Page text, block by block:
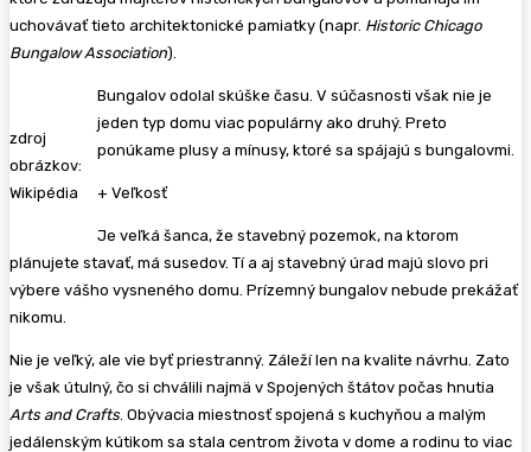
uchovávať tieto architektonické pamiatky (napr. Historic Chicago
Bungalow Association).
zdroj
obrázkov:
Wikipédia
Bungalov odolal skúške času. V súčasnosti však nie je
jeden typ domu viac populárny ako druhý. Preto
ponúkame plusy a mínusy, ktoré sa spájajú s bungalovmi.
+ Veľkosť
Je veľká šanca, že stavebný pozemok, na ktorom
plánujete stavať, má susedov. Tí a aj stavebný úrad majú slovo pri
výbere vášho vysneného domu. Prízemný bungalov nebude prekážať
nikomu.
Nie je veľký, ale vie byť priestranný. Záleží len na kvalite návrhu. Zato
je však útulný, čo si chválili najmä v Spojených štátov počas hnutia
Arts and Crafts . Obývacia miestnosť spojená s kuchyňou a malým
jedálenským kútikom sa stala centrom života v dome a rodinu to viac